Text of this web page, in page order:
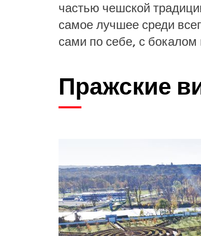
частью чешской
самое лучшее среди
сами по себе, с бокалом
Пражские